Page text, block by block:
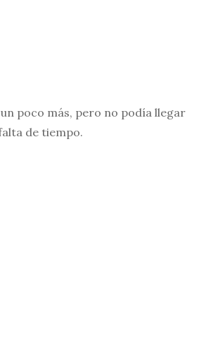
poco más, pero no podía llegar
de tiempo.